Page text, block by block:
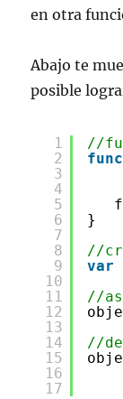
en otra
Abajo te
posible
1
2
3
4
5
6
7
8
9
10
11
12
13
14
15
16
17
//
}
//
var
//
//